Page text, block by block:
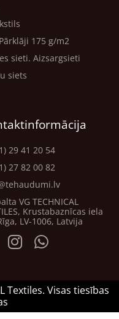
175 g/m2
sieti. Aizsargsieti
siets
29 41 20 54
27 82 00 82
VG TECHNICAL
Krustabaznīcas iela
LV-1006, Latvija
Textiles. Visas tiesības